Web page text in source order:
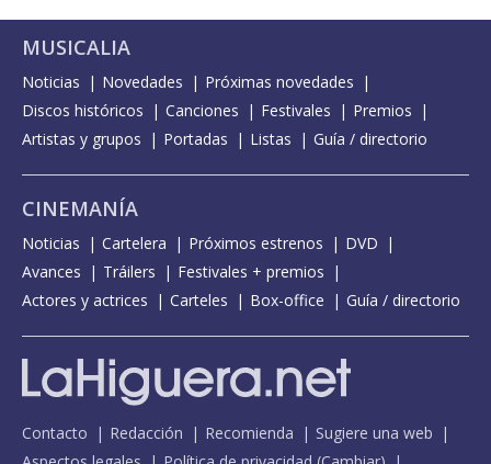
MUSICALIA
Noticias Novedades
Próximas novedades
Discos históricos
Canciones Festivales
Premios
Artistas y grupos
Portadas Listas Guía / directorio
CINEMANÍA
Noticias Cartelera Próximos estrenos
DVD
Avances
Tráilers
Festivales + premios
Actores y actrices
Carteles Box-office Guía / directorio
Contacto Redacción Recomienda
Sugiere una web